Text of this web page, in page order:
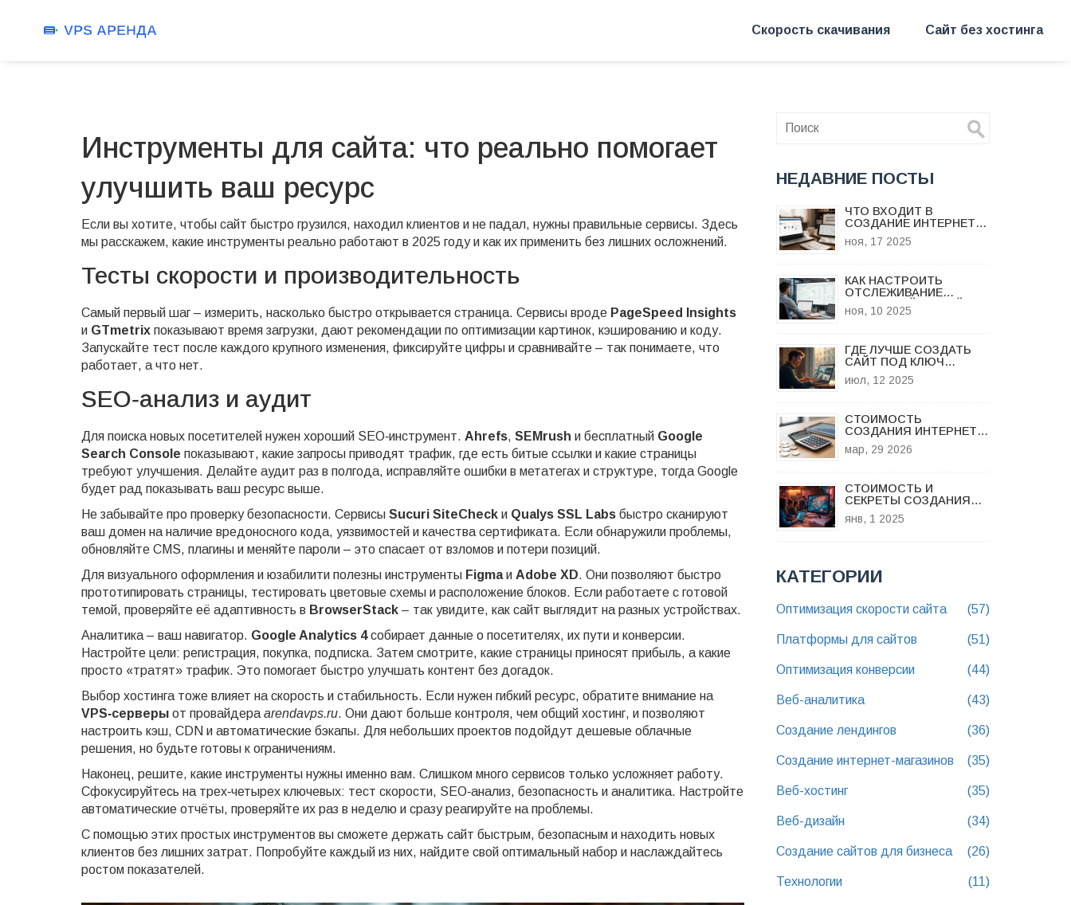
Скорость скачивания Сайт без хостинга
Инструменты для сайта: что реально помогает
улучшить ваш ресурс
Если вы хотите, чтобы сайт быстро грузился, находил клиентов и не падал, нужны правильные сервисы. Здесь
мы расскажем, какие инструменты реально работают в 2025 году и как их применить без лишних осложнений.
Тесты скорости и производительность
Самый первый шаг – измерить, насколько быстро открывается страница. Сервисы вроде PageSpeed Insights
и GTmetrix показывают время загрузки, дают рекомендации по оптимизации картинок, кэшированию и коду.
Запускайте тест после каждого крупного изменения, фиксируйте цифры и сравнивайте – так понимаете, что
работает, а что нет.
SEO‑анализ и аудит
Для поиска новых посетителей нужен хороший SEO‑инструмент. Ahrefs, SEMrush и бесплатный Google
Search Console показывают, какие запросы приводят трафик, где есть битые ссылки и какие страницы
требуют улучшения. Делайте аудит раз в полгода, исправляйте ошибки в метатегах и структуре, тогда Google
будет рад показывать ваш ресурс выше.
Не забывайте про проверку безопасности. Сервисы Sucuri SiteCheck и Qualys SSL Labs быстро сканируют
ваш домен на наличие вредоносного кода, уязвимостей и качества сертификата. Если обнаружили проблемы,
обновляйте CMS, плагины и меняйте пароли – это спасает от взломов и потери позиций.
Для визуального оформления и юзабилити полезны инструменты Figmaи Adobe XD. Они позволяют быстро
прототипировать страницы, тестировать цветовые схемы и расположение блоков. Если работаете с готовой
темой, проверяйте её адаптивность в BrowserStack – так увидите, как сайт выглядит на разных устройствах.
Аналитика – ваш навигатор. Google Analytics 4собирает данные о посетителях, их пути и конверсии.
Настройте цели: регистрация, покупка, подписка. Затем смотрите, какие страницы приносят прибыль, а какие
просто «тратят» трафик. Это помогает быстро улучшать контент без догадок.
Выбор хостинга тоже влияет на скорость и стабильность. Если нужен гибкий ресурс, обратите внимание на
VPS‑серверы от провайдера arendavps.ru. Они дают больше контроля, чем общий хостинг, и позволяют
настроить кэш, CDN и автоматические бэкапы. Для небольших проектов подойдут дешевые облачные
решения, но будьте готовы к ограничениям.
Наконец, решите, какие инструменты нужны именно вам. Слишком много сервисов только усложняет работу.
Сфокусируйтесь на трех‑четырех ключевых: тест скорости, SEO‑анализ, безопасность и аналитика. Настройте
автоматические отчёты, проверяйте их раз в неделю и сразу реагируйте на проблемы.
С помощью этих простых инструментов вы сможете держать сайт быстрым, безопасным и находить новых
клиентов без лишних затрат. Попробуйте каждый из них, найдите свой оптимальный набор и наслаждайтесь
ростом показателей.
НЕДАВНИЕ ПОСТЫ
ЧТО ВХОДИТ В
СОЗДАНИЕ ИНТЕРНЕТ-
МАГАЗИНА:
ПОШАГОВЫЙ РАЗБОР
ноя, 17 2025
КАК НАСТРОИТЬ
ОТСЛЕЖИВАНИЕ
КОНВЕРСИЙ НА САЙТЕ:
ПОШАГОВОЕ
ноя, 10 2025
ГДЕ ЛУЧШЕ СОЗДАТЬ
САЙТ ПОД КЛЮЧ
НОВИЧКУ: ПЛАТФОРМА,
АГЕНТСТВО ИЛИ
июл, 12 2025
СТОИМОСТЬ
СОЗДАНИЯ ИНТЕРНЕТ-
МАГАЗИНА В 2026 ГОДУ:
РЕАЛЬНЫЙ БЮДЖЕТ И
мар, 29 2026
СТОИМОСТЬ И
СЕКРЕТЫ СОЗДАНИЯ
ЭФФЕКТИВНОГО
ЛЕНДИНГА
янв, 1 2025
КАТЕГОРИИ
Оптимизация скорости сайта (57)
Платформы для сайтов (51)
Оптимизация конверсии (44)
Веб-аналитика (43)
Создание лендингов (36)
Создание интернет-магазинов (35)
Веб-хостинг (35)
Веб-дизайн (34)
Создание сайтов для бизнеса (26)
Технологии (11)